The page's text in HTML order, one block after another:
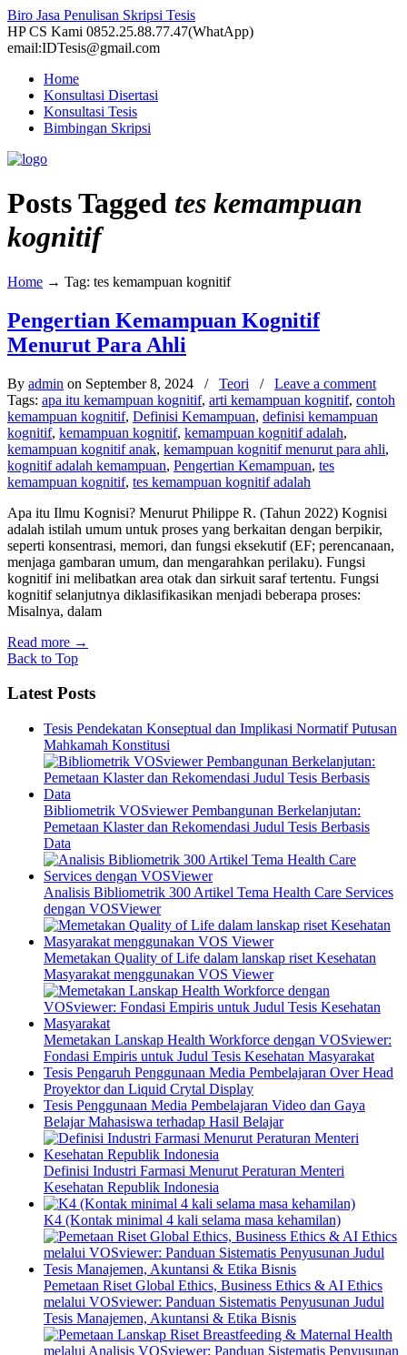
Biro Jasa Penulisan Skripsi Tesis
HP CS Kami 0852.25.88.77.47(WhatApp)
email:IDTesis@gmail.com
Home
Konsultasi Disertasi
Konsultasi Tesis
Bimbingan Skripsi
Posts Tagged tes kemampuan
kognitif
Home → Tag: tes kemampuan kognitif
Pengertian Kemampuan Kognitif
Menurut Para Ahli
By admin on September 8, 2024 / Teori / Leave a comment
Tags: apa itu kemampuan kognitif, arti kemampuan kognitif, contoh
kemampuan kognitif, Definisi Kemampuan, definisi kemampuan
kognitif, kemampuan kognitif, kemampuan kognitif adalah,
kemampuan kognitif anak, kemampuan kognitif menurut para ahli,
kognitif adalah kemampuan, Pengertian Kemampuan, tes
kemampuan kognitif, tes kemampuan kognitif adalah
Apa itu Ilmu Kognisi? Menurut Philippe R. (Tahun 2022) Kognisi
adalah istilah umum untuk proses yang berkaitan dengan berpikir,
seperti konsentrasi, memori, dan fungsi eksekutif (EF; perencanaan,
menjaga gambaran umum, dan mengarahkan perilaku). Fungsi
kognitif ini melibatkan area otak dan sirkuit saraf tertentu. Fungsi
kognitif selanjutnya diklasifikasikan menjadi beberapa proses:
Misalnya, dalam
Read more →
Back to Top
Latest Posts
Tesis Pendekatan Konseptual dan Implikasi Normatif Putusan
Mahkamah Konstitusi
Bibliometrik VOSviewer Pembangunan Berkelanjutan:
Pemetaan Klaster dan Rekomendasi Judul Tesis Berbasis
Data
Analisis Bibliometrik 300 Artikel Tema Health Care Services
dengan VOSViewer
Memetakan Quality of Life dalam lanskap riset Kesehatan
Masyarakat menggunakan VOS Viewer
Memetakan Lanskap Health Workforce dengan VOSviewer:
Fondasi Empiris untuk Judul Tesis Kesehatan Masyarakat
Tesis Pengaruh Penggunaan Media Pembelajaran Over Head
Proyektor dan Liquid Crytal Display
Tesis Penggunaan Media Pembelajaran Video dan Gaya
Belajar Mahasiswa terhadap Hasil Belajar
Definisi Industri Farmasi Menurut Peraturan Menteri
Kesehatan Republik Indonesia
K4 (Kontak minimal 4 kali selama masa kehamilan)
Pemetaan Riset Global Ethics, Business Ethics & AI Ethics
melalui VOSviewer: Panduan Sistematis Penyusunan Judul
Tesis Manajemen, Akuntansi & Etika Bisnis